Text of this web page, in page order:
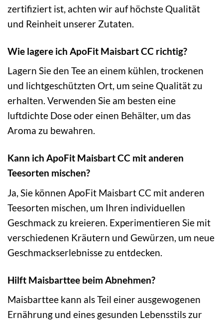
zertifiziert ist, achten wir auf höchste Qualität
und Reinheit unserer Zutaten.
Wie lagere ich ApoFit Maisbart CC richtig?
Lagern Sie den Tee an einem kühlen, trockenen
und lichtgeschützten Ort, um seine Qualität zu
erhalten. Verwenden Sie am besten eine
luftdichte Dose oder einen Behälter, um das
Aroma zu bewahren.
Kann ich ApoFit Maisbart CC mit anderen
Teesorten mischen?
Ja, Sie können ApoFit Maisbart CC mit anderen
Teesorten mischen, um Ihren individuellen
Geschmack zu kreieren. Experimentieren Sie mit
verschiedenen Kräutern und Gewürzen, um neue
Geschmackserlebnisse zu entdecken.
Hilft Maisbarttee beim Abnehmen?
Maisbarttee kann als Teil einer ausgewogenen
Ernährung und eines gesunden Lebensstils zur